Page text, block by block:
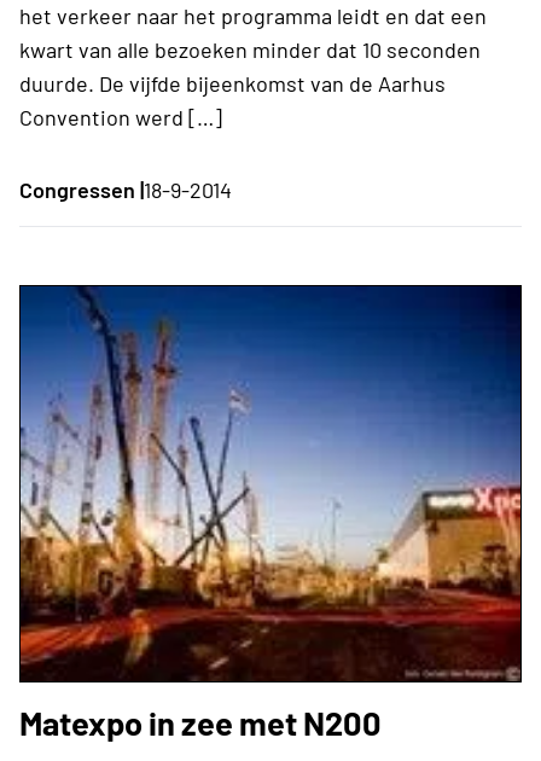
het verkeer naar het programma leidt en dat een
kwart van alle bezoeken minder dat 10 seconden
duurde. De vijfde bijeenkomst van de Aarhus
Convention werd […]
Congressen |18-9-2014
Matexpo in zee met N200